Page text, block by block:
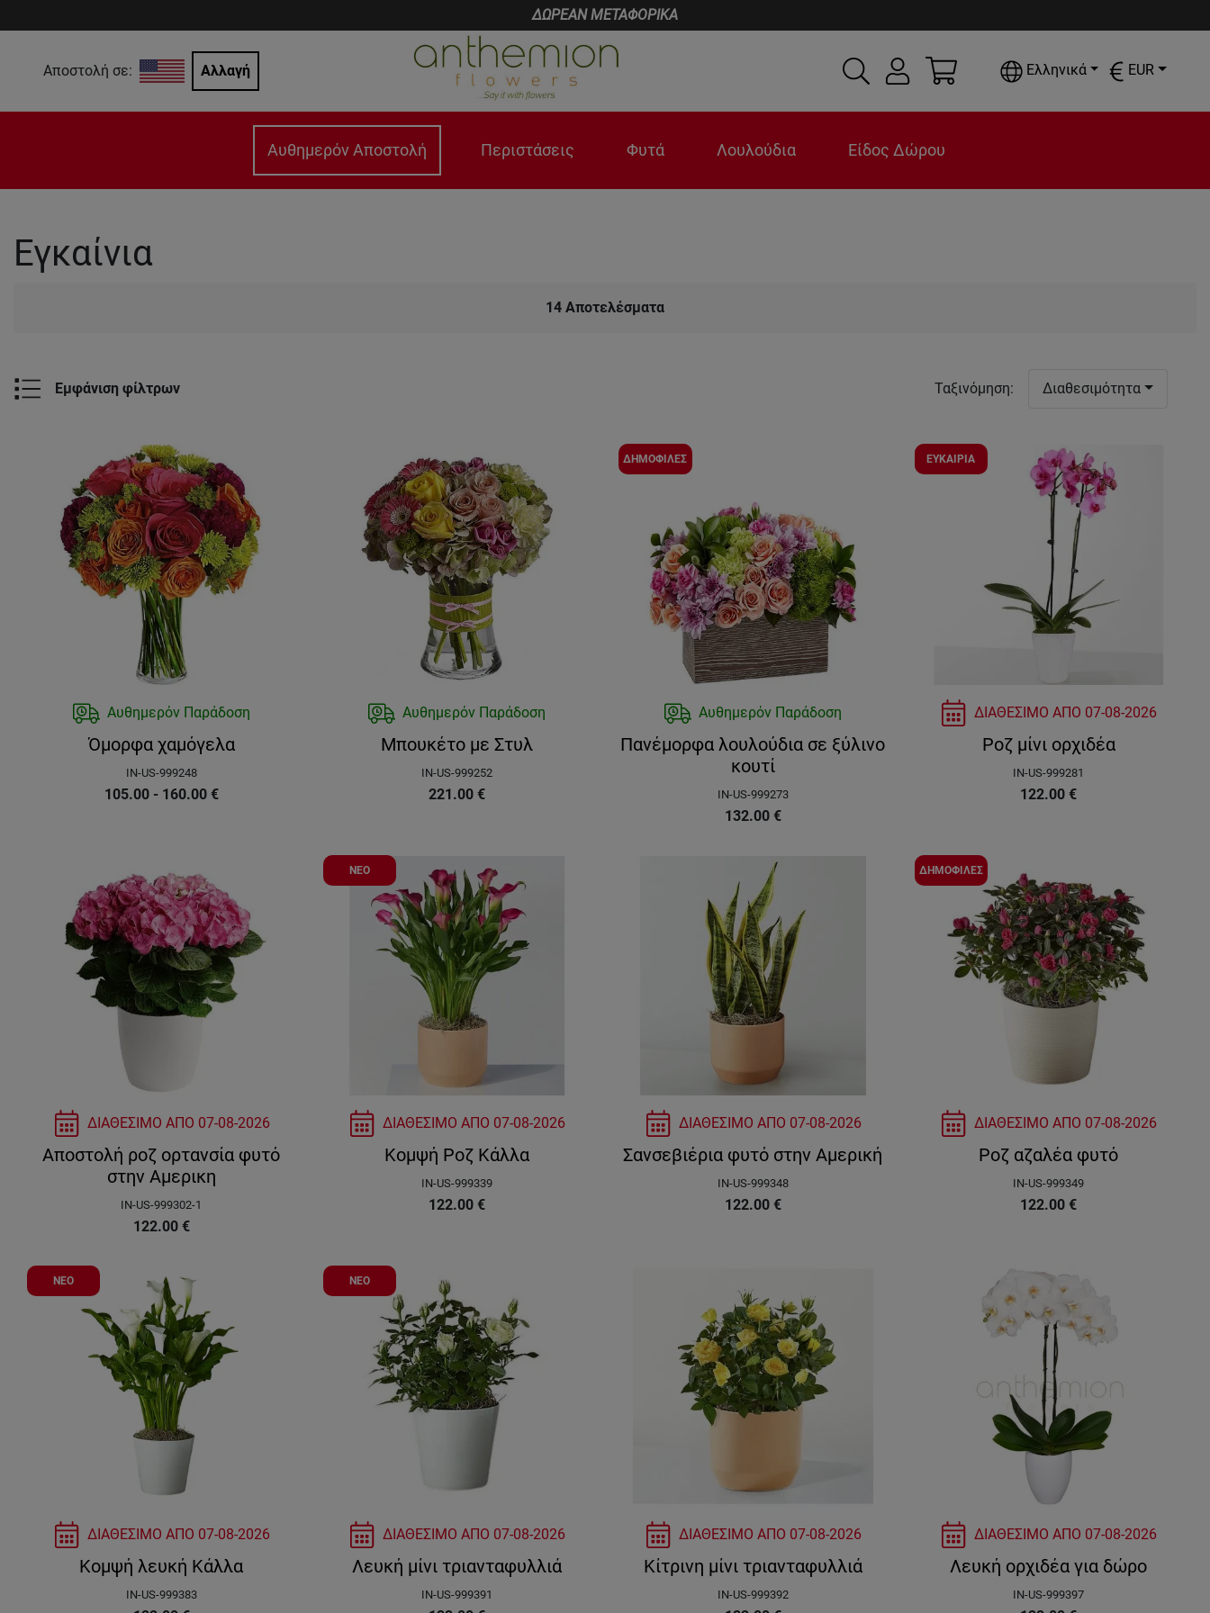
ΔΩΡΕΑΝ ΜΕΤΑΦΟΡΙΚΑ
Αποστολή σε: Αλλαγή Ελληνικά EUR
Αυθημερόν Αποστολή Περιστάσεις Φυτά Λουλούδια Είδος Δώρου
Εγκαίνια
14 Αποτελέσματα
Εμφάνιση φίλτρων Ταξινόμηση: Διαθεσιμότητα
Αυθημερόν Παράδοση
Όμορφα χαμόγελα
IN-US-999248
105.00 - 160.00 €
Αυθημερόν Παράδοση
Μπουκέτο με Στυλ
IN-US-999252
221.00 €
ΔΗΜΟΦΙΛΕΣ
Αυθημερόν Παράδοση
Πανέμορφα λουλούδια σε ξύλινο
κουτί
IN-US-999273
132.00 €
ΕΥΚΑΙΡΙΑ
ΔΙΑΘΕΣΙΜΟ ΑΠΟ 07-08-2026
Ροζ μίνι ορχιδέα
IN-US-999281
122.00 €
ΔΙΑΘΕΣΙΜΟ ΑΠΟ 07-08-2026
Αποστολή ροζ ορτανσία φυτό
στην Αμερικη
IN-US-999302-1
122.00 €
ΝΕΟ
ΔΙΑΘΕΣΙΜΟ ΑΠΟ 07-08-2026
Κομψή Ροζ Κάλλα
IN-US-999339
122.00 €
ΔΙΑΘΕΣΙΜΟ ΑΠΟ 07-08-2026
Σανσεβιέρια φυτό στην Αμερική
IN-US-999348
122.00 €
ΔΗΜΟΦΙΛΕΣ
ΔΙΑΘΕΣΙΜΟ ΑΠΟ 07-08-2026
Ροζ αζαλέα φυτό
IN-US-999349
122.00 €
ΝΕΟ
ΔΙΑΘΕΣΙΜΟ ΑΠΟ 07-08-2026
Κομψή λευκή Κάλλα
IN-US-999383
ΝΕΟ
ΔΙΑΘΕΣΙΜΟ ΑΠΟ 07-08-2026
Λευκή μίνι τριανταφυλλιά
IN-US-999391
ΔΙΑΘΕΣΙΜΟ ΑΠΟ 07-08-2026
Κίτρινη μίνι τριανταφυλλιά
IN-US-999392
ΔΙΑΘΕΣΙΜΟ ΑΠΟ 07-08-2026
Λευκή ορχιδέα για δώρο
IN-US-999397